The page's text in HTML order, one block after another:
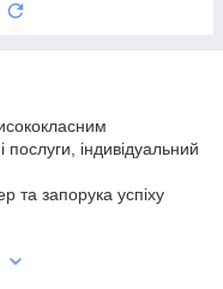
індивідуальний
та запорука успіху